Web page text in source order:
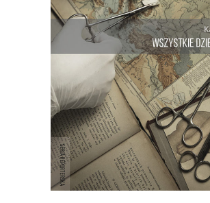
E-BOOK DO KOSZYKA
małego kraju, gdzie żyją
setki braci i sióstr. Opowieść o
który chciał być Bogiem,
anonimowym dawcy
ukrywał tożsamość oraz
tajemnicę…